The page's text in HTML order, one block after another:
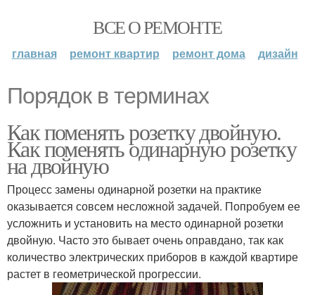
ВСЕ О РЕМОНТЕ
главная ремонт квартир ремонт дома дизайн
Порядок в терминах
Как поменять розетку двойную.
Как поменять одинарную розетку
на двойную
Процесс замены одинарной розетки на практике
оказывается совсем несложной задачей. Попробуем ее
усложнить и установить на место одинарной розетки
двойную. Часто это бывает очень оправдано, так как
количество электрических приборов в каждой квартире
растет в геометрической прогрессии.